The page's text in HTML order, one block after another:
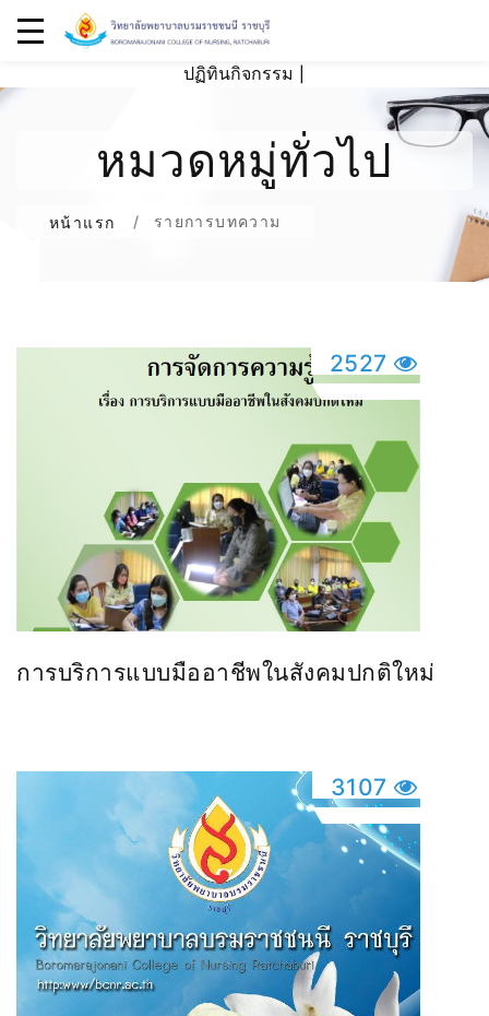
ปฏิทินกิจกรรม
หมวดหมู่ทั่วไป
หน้าแรก รายการบทความ
2527
การบริการแบบมืออาชีพในสังคมปกติใหม่
3107